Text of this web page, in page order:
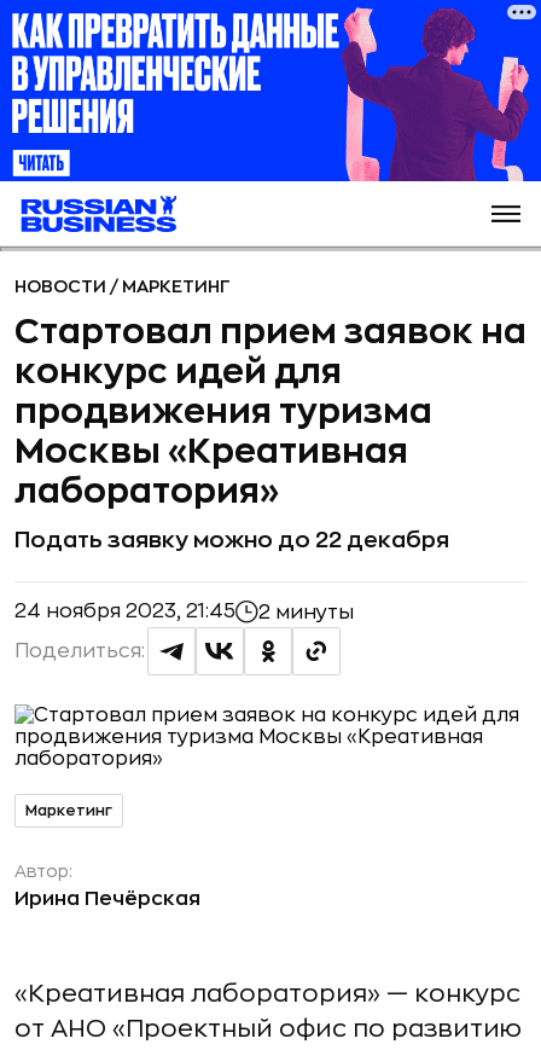
НОВОСТИ / МАРКЕТИНГ
Стартовал прием заявок на
конкурс идей для
продвижения туризма
Москвы «Креативная
лаборатория»
Подать заявку можно до 22 декабря
24 ноября 2023, 21:45 2 минуты
Поделиться:
Маркетинг
Автор:
Ирина Печёрская
«Креативная лаборатория» — конкурс
от АНО «Проектный офис по развитию